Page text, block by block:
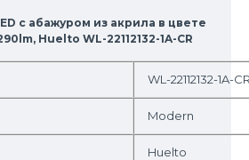
с абажуром из акрила в цвете
Huelto WL-22112132-1A-CR
WL-22112132-1A-
Modern
Huelto